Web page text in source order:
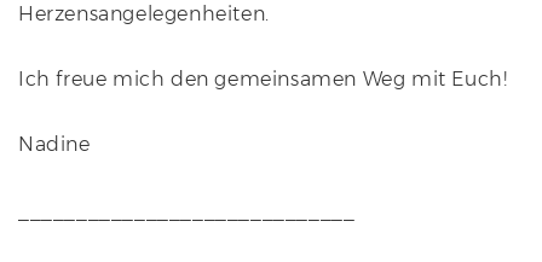
Herzensangelegenheiten.
Ich freue mich den gemeinsamen Weg mit Euch!
Nadine